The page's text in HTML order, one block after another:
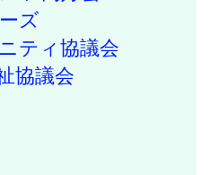
ズ
ティ協議会
協議会